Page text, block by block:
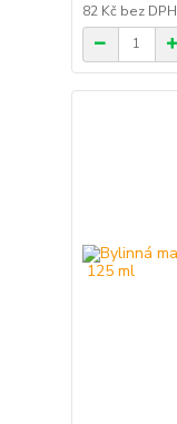
82 Kč bez DPH